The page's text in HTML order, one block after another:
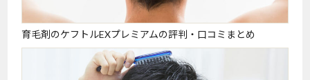
育毛剤のケフトルEXプレミアムの評判・口コミまとめ